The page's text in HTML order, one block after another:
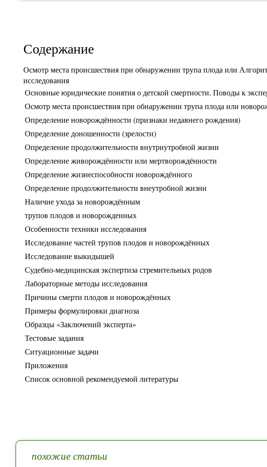
Содержание
Осмотр места происшествия при обнаружении трупа плода или
исследования
Основные юридические понятия о детской смертности. Поводы к
Осмотр места происшествия при обнаружении трупа плода или
Определение новорождённости (признаки недавнего рождения)
Определение доношенности (зрелости)
Определение продолжительности внутриутробной жизни
Определение живорождённости или мертворождённости
Определение жизнеспособности новорождённого
Определение продолжительности внеутробной жизни
Наличие ухода за новорождённым
трупов плодов и новорожденных
Особенности техники исследования
Исследование частей трупов плодов и новорождённых
Исследование выкидышей
Судебно-медицинская экспертиза стремительных родов
Лабораторные методы исследования
Причины смерти плодов и новорождённых
Примеры формулировки диагноза
Образцы «Заключений эксперта»
Тестовые задания
Ситуационные задачи
Приложения
Список основной рекомендуемой литературы
похожие статьи